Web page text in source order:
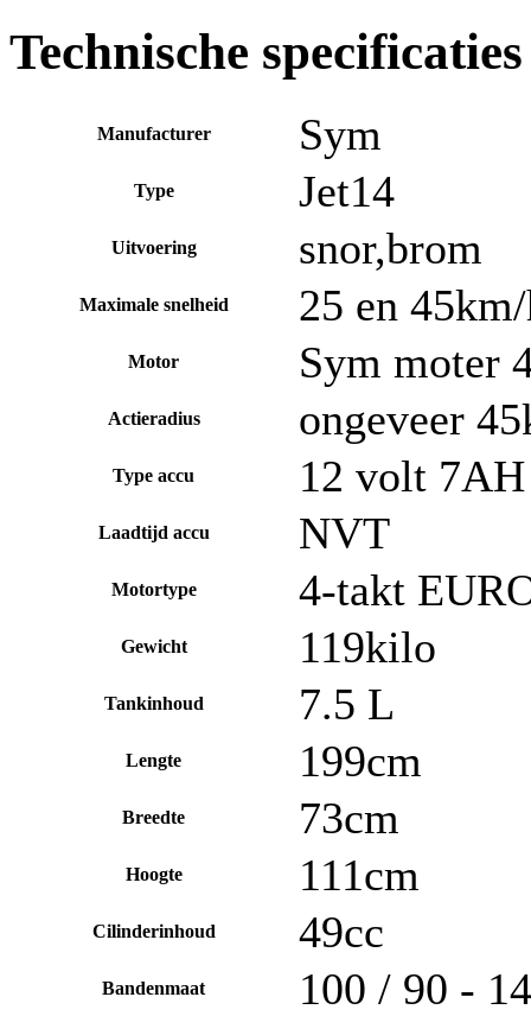
Technische specificaties
Manufacturer Sym
Type Jet14
Uitvoering snor,brom
Maximale snelheid 25 en
Motor Sym moter
Actieradius ongeveer
Type accu 12 volt 7AH
Laadtijd accu NVT
Motortype 4-takt
Gewicht 119kilo
Tankinhoud 7.5 L
Lengte 199cm
Breedte 73cm
Hoogte 111cm
Cilinderinhoud 49cc
Bandenmaat 100 / 90 -